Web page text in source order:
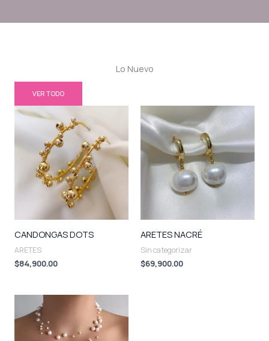
Lo Nuevo
VER TODO
CANDONGAS DOTS
ARETES
$84,900.00
ARETES NACRÉ
Sin categorizar
$69,900.00